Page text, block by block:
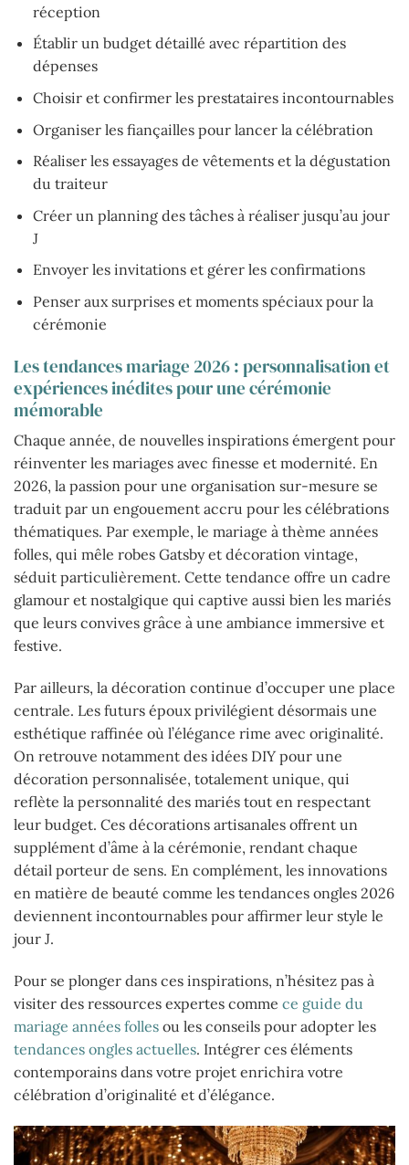
réception
Établir un budget détaillé avec répartition des
dépenses
Choisir et confirmer les prestataires incontournables
Organiser les fiançailles pour lancer la célébration
Réaliser les essayages de vêtements et la dégustation
du traiteur
Créer un planning des tâches à réaliser jusqu’au jour
J
Envoyer les invitations et gérer les confirmations
Penser aux surprises et moments spéciaux pour la
cérémonie
Les tendances mariage 2026 : personnalisation et
expériences inédites pour une cérémonie
mémorable
Chaque année, de nouvelles inspirations émergent pour
réinventer les mariages avec finesse et modernité. En
2026, la passion pour une organisation sur-mesure se
traduit par un engouement accru pour les célébrations
thématiques. Par exemple, le mariage à thème années
folles, qui mêle robes Gatsby et décoration vintage,
séduit particulièrement. Cette tendance offre un cadre
glamour et nostalgique qui captive aussi bien les mariés
que leurs convives grâce à une ambiance immersive et
festive.
Par ailleurs, la décoration continue d’occuper une place
centrale. Les futurs époux privilégient désormais une
esthétique raffinée où l’élégance rime avec originalité.
On retrouve notamment des idées DIY pour une
décoration personnalisée, totalement unique, qui
reflète la personnalité des mariés tout en respectant
leur budget. Ces décorations artisanales offrent un
supplément d’âme à la cérémonie, rendant chaque
détail porteur de sens. En complément, les innovations
en matière de beauté comme les tendances ongles 2026
deviennent incontournables pour affirmer leur style le
jour J.
Pour se plonger dans ces inspirations, n’hésitez pas à
visiter des ressources expertes comme ce guide du
mariage années folles ou les conseils pour adopter les
tendances ongles actuelles. Intégrer ces éléments
contemporains dans votre projet enrichira votre
célébration d’originalité et d’élégance.